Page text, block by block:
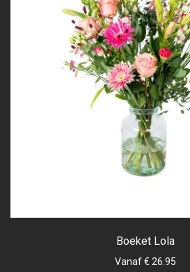
Boeket Lola
Vanaf € 26.95